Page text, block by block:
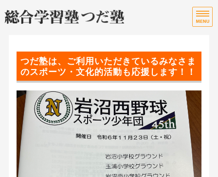
宮
授業・指導料について
教室のご案内
ご入会までの流れ
お問い合わせ
つだ塾は、ご利用いただきているみなさま
のスポーツ・文化的活動も応援します！！